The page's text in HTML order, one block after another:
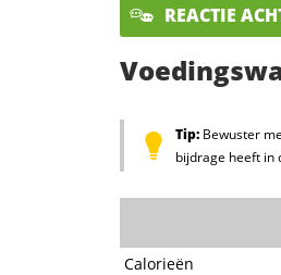
REACTIE
Tip: Bewuster
bijdrage heeft in
Calorieën